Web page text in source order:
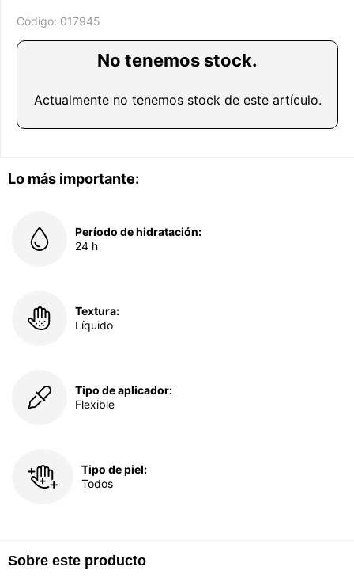
Lo más importante:
Período de hidratación:
24 h
Textura:
Líquido
Tipo de aplicador:
Flexible
Tipo de piel:
Todos
Sobre este producto
Código: 017945
No tenemos stock.
Actualmente no tenemos stock de este artículo.